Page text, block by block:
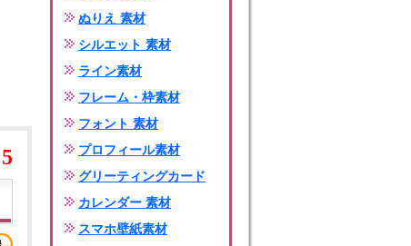
5
ぬりえ 素材
シルエット 素材
ライン素材
フレーム・枠素材
フォント 素材
プロフィール素材
グリーティングカード
カレンダー 素材
スマホ壁紙素材